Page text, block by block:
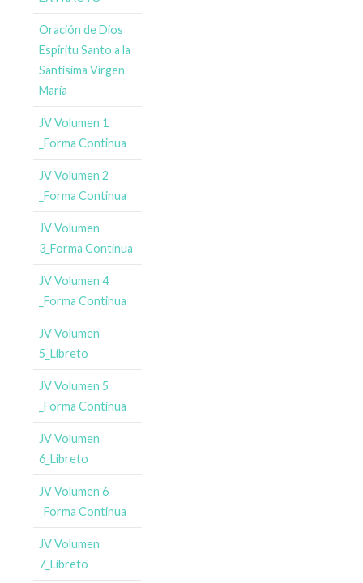
Oración de Dios
Espíritu Santo a la
Santísima Virgen
María
JV Volumen 1
_Forma Continua
JV Volumen 2
_Forma Continua
JV Volumen
3_Forma Continua
JV Volumen 4
_Forma Continua
JV Volumen
5_Libreto
JV Volumen 5
_Forma Continua
JV Volumen
6_Libreto
JV Volumen 6
_Forma Continua
JV Volumen
7_Libreto